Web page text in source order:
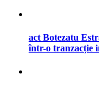
act Botezatu
într-o tranzacție